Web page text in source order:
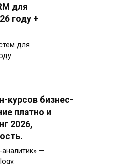
для
году +
для
курсов бизнес-
платно и
2026,
—